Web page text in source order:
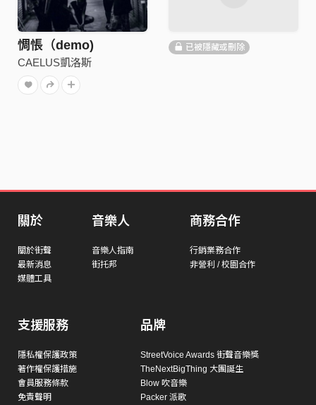
惆悵（demo)
CAELUS凱洛斯
已被隱藏或刪除
關於
關於街聲
最新消息
媒體工具
音樂人
音樂人指南
街托邦
商務合作
行銷業務合作
非營利 / 校園合作
支援服務
隱私權保護政策
著作權保護措施
會員服務條款
免責聲明
品牌
StreetVoice Awards 街聲音樂獎
TheNextBigThing 大團誕生
Blow 吹音樂
Packer 派歌